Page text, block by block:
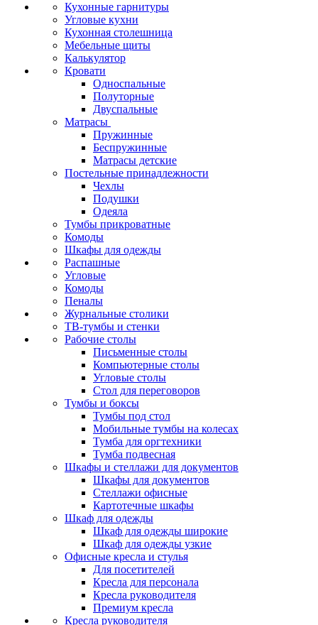
Кухонные гарнитуры
Угловые кухни
Кухонная столешница
Мебельные щиты
Калькулятор
Кровати
Односпальные
Полуторные
Двуспальные
Матрасы
Пружинные
Беспружинные
Матрасы детские
Постельные принадлежности
Чехлы
Подушки
Одеяла
Тумбы прикроватные
Комоды
Шкафы для одежды
Распашные
Угловые
Комоды
Пеналы
Журнальные столики
ТВ‑тумбы и стенки
Рабочие столы
Письменные столы
Компьютерные столы
Угловые столы
Стол для переговоров
Тумбы и боксы
Тумбы под стол
Мобильные тумбы на колесах
Тумба для оргтехники
Тумба подвесная
Шкафы и стеллажи для документов
Шкафы для документов
Стеллажи офисные
Картотечные шкафы
Шкаф для одежды
Шкаф для одежды широкие
Шкаф для одежды узкие
Офисные кресла и стулья
Для посетителей
Кресла для персонала
Кресла руководителя
Премиум кресла
Кресла руководителя